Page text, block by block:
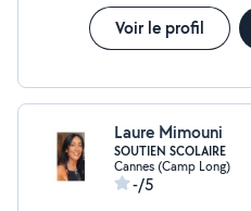
Voir le profil
Laure Mimouni
SOUTIEN SCOLAIRE
Cannes (Camp Long)
-/5